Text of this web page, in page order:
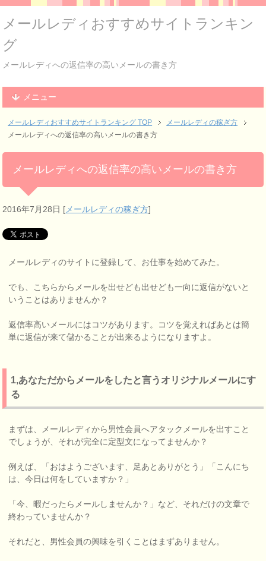
メールレディおすすめサイトランキン
グ
メールレディへの返信率の高いメールの書き方
メニュー
メールレディおすすめサイトランキング TOP
メールレディの稼ぎ方
メールレディへの返信率の高いメールの書き方
メールレディへの返信率の高いメールの書き方
2016年7月28日 [メールレディの稼ぎ方]
メールレディのサイトに登録して、お仕事を始めてみた。
でも、こちらからメールを出せども出せども一向に返信がないと
いうことはありませんか？
返信率高いメールにはコツがあります。コツを覚えればあとは簡
単に返信が来て儲かることが出来るようになりますよ。
1,あなただからメールをしたと言うオリジナルメールにす
る
まずは、メールレディから男性会員へアタックメールを出すこと
でしょうが、それが完全に定型文になってませんか？
例えば、「おはようございます、足あとありがとう」「こんにち
は、今日は何をしていますか？」
「今、暇だったらメールしませんか？」など、それだけの文章で
終わっていませんか？
それだと、男性会員の興味を引くことはまずありません。